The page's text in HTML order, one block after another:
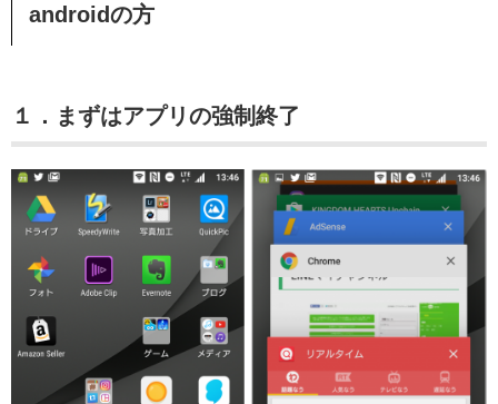
androidの方
１．まずはアプリの強制終了